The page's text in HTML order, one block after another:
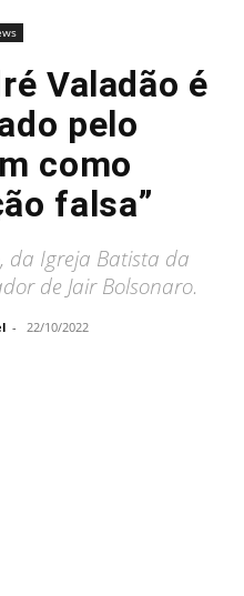
Valadão é
pelo
como
falsa”
da Igreja Batista da
de Jair Bolsonaro.
- 22/10/2022